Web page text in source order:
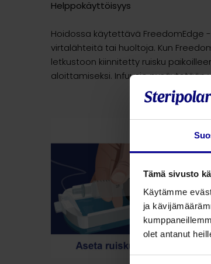
Tämä sivusto
Käytämme
ja
olet antanut
Helppokäyttöisyys
Hoidossa käytettävä FreedomEdge
virtalähteitä tai huoltoja. Kun
letkustoon kiinnitetty ruisku
aloittamiseksi. Infuusio pysäytetään